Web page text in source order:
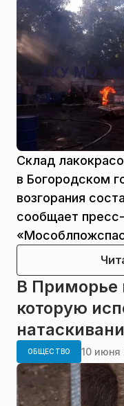
Склад
в Богородском
возгорания
сообщает
В Приморье
которую
ОБЩЕСТВО 10 июня